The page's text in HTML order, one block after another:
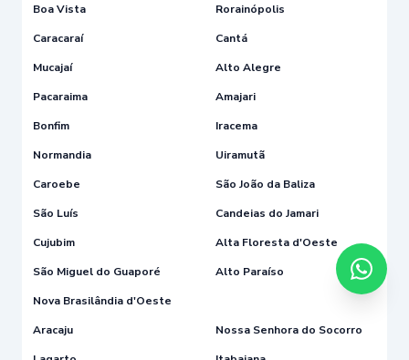
Boa Vista
Rorainópolis
Caracaraí
Cantá
Mucajaí
Alto Alegre
Pacaraima
Amajari
Bonfim
Iracema
Normandia
Uiramutã
Caroebe
São João da Baliza
São Luís
Candeias do Jamari
Cujubim
Alta Floresta d'Oeste
São Miguel do Guaporé
Alto Paraíso
Nova Brasilândia d'Oeste
Aracaju
Nossa Senhora do Socorro